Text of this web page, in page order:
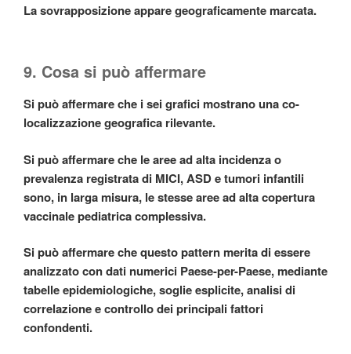
La sovrapposizione appare geograficamente marcata.
9. Cosa si può affermare
Si può affermare che i sei grafici mostrano una co-
localizzazione geografica rilevante.
Si può affermare che le aree ad alta incidenza o
prevalenza registrata di MICI, ASD e tumori infantili
sono, in larga misura, le stesse aree ad alta copertura
vaccinale pediatrica complessiva.
Si può affermare che questo pattern merita di essere
analizzato con dati numerici Paese-per-Paese, mediante
tabelle epidemiologiche, soglie esplicite, analisi di
correlazione e controllo dei principali fattori
confondenti.